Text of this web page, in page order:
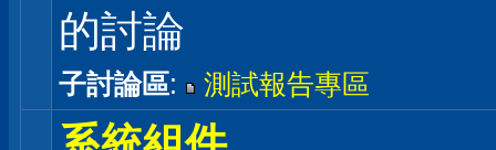
的討論
子討論區: 測試報告專區